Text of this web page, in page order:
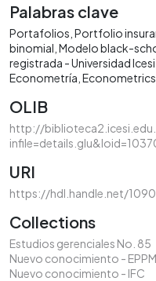
Palabras clave
Portafolios Portfolio
binomial Modelo black-
registrada - Universidad Icesi
Econometría
OLIB
http://
URI
https://hdl.handle.net/
Collections
Estudios gerenciales No. 85
Nuevo conocimiento -
Nuevo conocimiento - IFC